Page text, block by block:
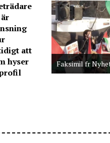
Faksimil fr
att
hyser